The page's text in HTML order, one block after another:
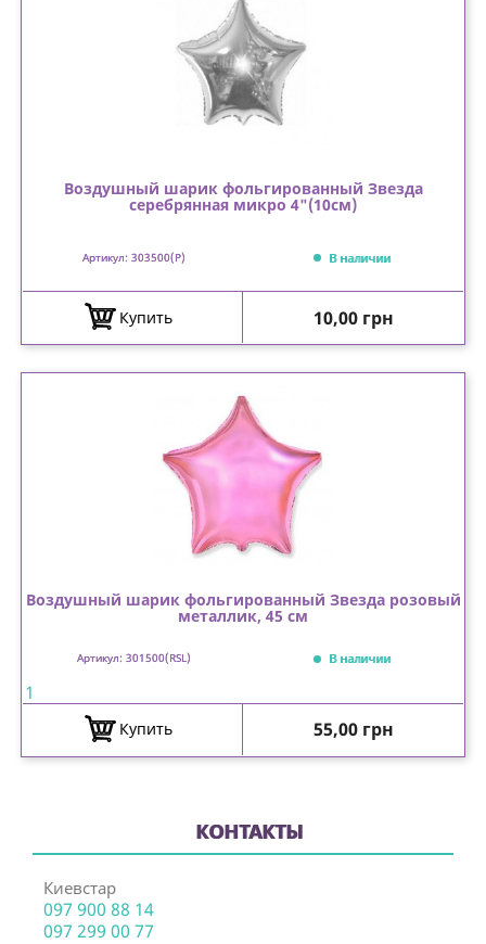
Воздушный шарик фольгированный Звезда
серебрянная микро 4"(10см)
Артикул: 303500(P) В наличии
Купить Цена
10,00 грн
Воздушный шарик фольгированный Звезда розовый
металлик, 45 см
Артикул: 301500(RSL) В наличии
1
Купить Цена
55,00 грн
КОНТАКТЫ
Киевстар
097 900 88 14
097 299 00 77